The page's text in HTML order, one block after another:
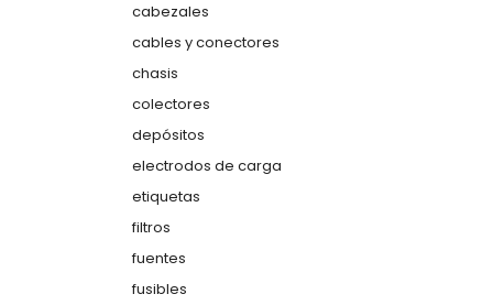
cabezales
cables y conectores
chasis
colectores
depósitos
electrodos de carga
etiquetas
filtros
fuentes
fusibles